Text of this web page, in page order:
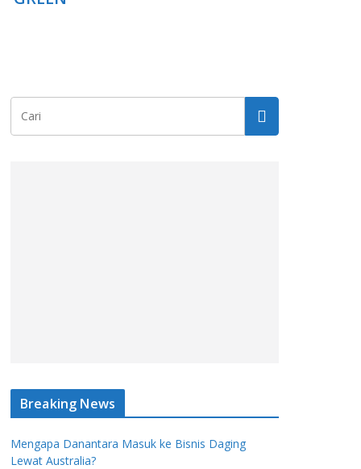
Breaking News
Mengapa Danantara Masuk ke Bisnis Daging
Lewat Australia?